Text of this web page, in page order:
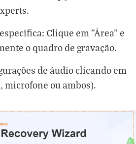
Clique em "Área" e
o quadro de gravação.
de áudio clicando em
microfone ou ambos).